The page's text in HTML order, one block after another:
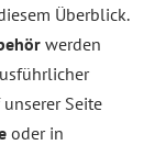
Überblick.
werden
Seite
oder in